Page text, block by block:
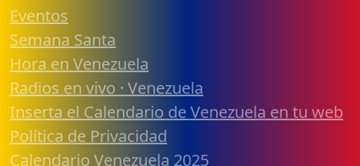
Eventos
Semana Santa
Hora en Venezuela
Radios en vivo · Venezuela
Inserta el Calendario de Venezuela en tu web
Política de Privacidad
Calendario Venezuela 2025